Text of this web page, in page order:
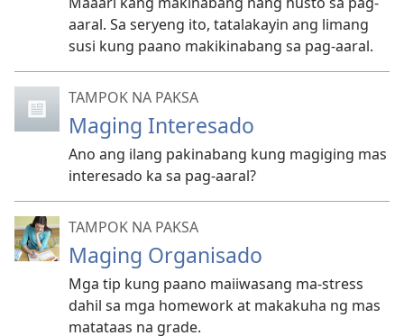
aaral. Sa seryeng ito, tatalakayin ang limang
susi kung paano makikinabang sa pag-aaral.
TAMPOK NA PAKSA
Maging Interesado
Ano ang ilang pakinabang kung magiging mas
interesado ka sa pag-aaral?
TAMPOK NA PAKSA
Maging Organisado
Mga tip kung paano maiiwasang ma-stress
dahil sa mga homework at makakuha ng mas
matataas na grade.